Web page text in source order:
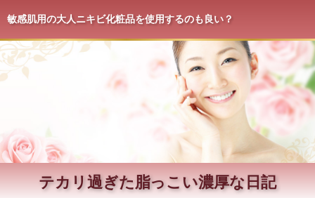
敏感肌用の大人ニキビ化粧品を使用するのも良い？
テカリ過ぎた脂っこい濃厚な日記